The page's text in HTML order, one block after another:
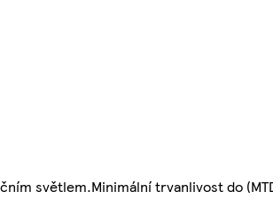
světlem.Minimální trvanlivost do